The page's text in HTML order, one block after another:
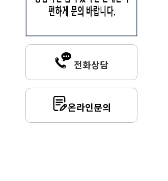
전화상담
온라인문의